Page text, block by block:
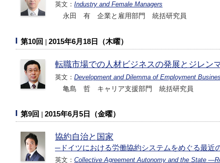
英文： Industry and Female Managers
永田 有 企業と雇用部門 統括研究員
第10回 2015年6月18日（木曜）
転職市場での人材ビジネスの発展とジレン
英文： Development and Dilemma of Employment
亀島 哲 キャリア支援部門 統括研究員
第9回 2015年6月5日（金曜）
協約自治と国家
─ドイツにおける労働協約システムをめぐる最近
英文： Collective Agreement Autonomy and the State